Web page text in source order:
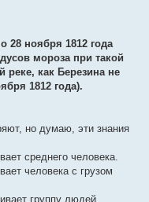
28 ноября 1812 года
мороза при такой
реке, как Березина не
1812 года).
но думаю, эти знания
среднего человека.
человека с грузом
группу людей.